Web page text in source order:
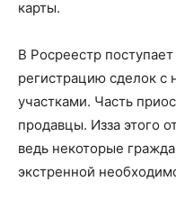
карты.
В Росреестр
регистрацию сделок
участками. Часть
продавцы. Из­за этого
ведь некоторые
экстренной